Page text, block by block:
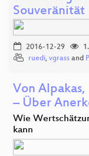
Souveränität
2016-12-29
ruedi, vgrass and
Von
– Über
Wie
kann